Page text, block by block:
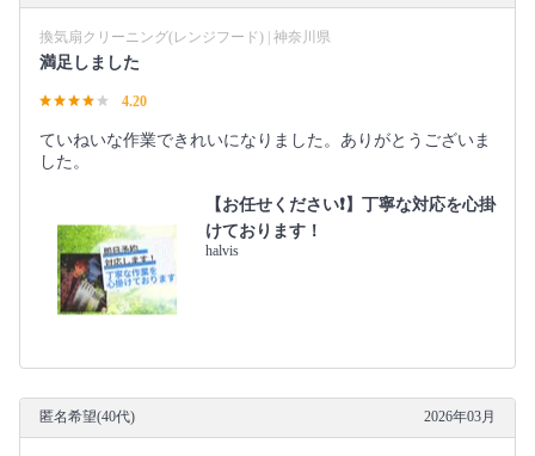
換気扇クリーニング(レンジフード) | 神奈川県
満足しました
4.20
ていねいな作業できれいになりました。ありがとうございま
した。
【お任せください❗️】丁寧な対応を心掛
けております！
halvis
匿名希望(40代) 2026年03月